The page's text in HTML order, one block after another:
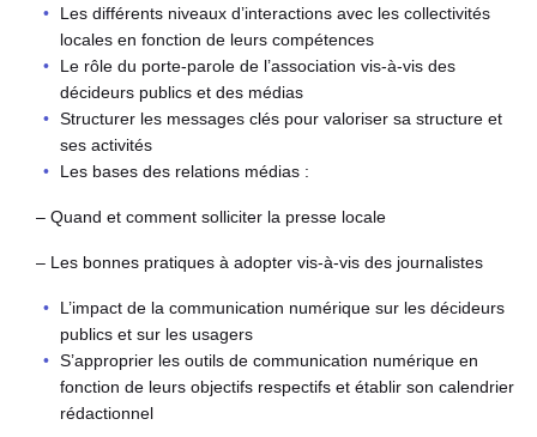
Les différents niveaux d’interactions avec les collectivités
locales en fonction de leurs compétences
Le rôle du porte-parole de l’association vis-à-vis des
décideurs publics et des médias
Structurer les messages clés pour valoriser sa structure et
ses activités
Les bases des relations médias :
– Quand et comment solliciter la presse locale
– Les bonnes pratiques à adopter vis-à-vis des journalistes
L’impact de la communication numérique sur les décideurs
publics et sur les usagers
S’approprier les outils de communication numérique en
fonction de leurs objectifs respectifs et établir son calendrier
rédactionnel